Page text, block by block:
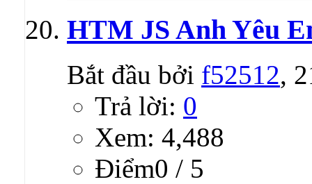
HTM JS Anh Yêu
Bắt đầu bởi f52512,
Trả lời: 0
Xem: 4,488
Ðiểm0 / 5